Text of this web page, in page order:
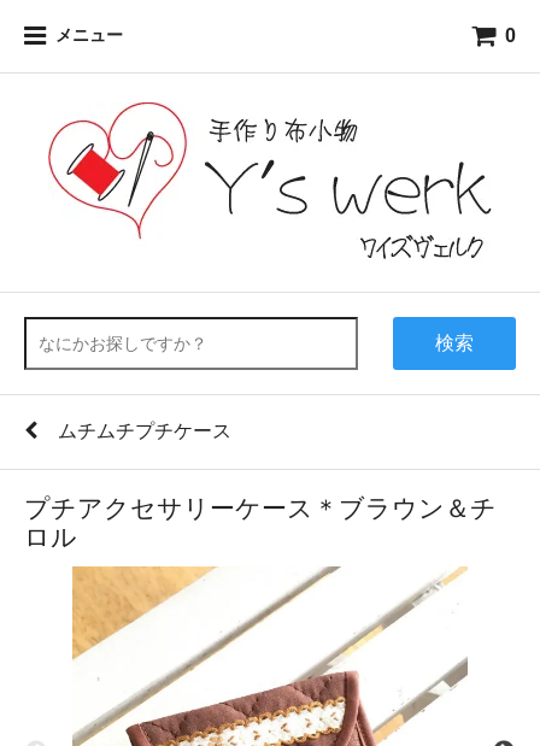
メニュー 0
検索
ムチムチプチケース
プチアクセサリーケース＊ブラウン＆チ
ロル